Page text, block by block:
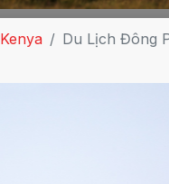
Kenya Du Lịch Đông